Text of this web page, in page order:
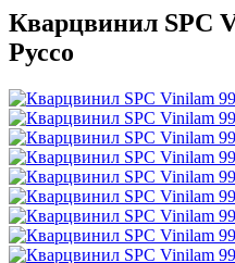
Кварцвинил SPC
Руссо